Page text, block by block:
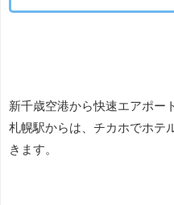
新千歳空港から快速エアポー
札幌駅からは、チカホでホテ
きます。